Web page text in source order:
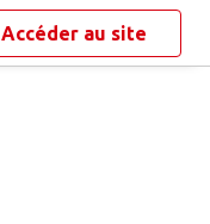
Accéder au site